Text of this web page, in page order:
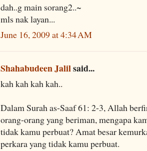
dah..g main sorang2..~
mls nak layan...
June 16, 2009 at 4:34 AM
Shahabudeen Jalilsaid...
kah kah kah kah..
Dalam Surah as-Saaf 61: 2-3, Allah
orang-orang yang beriman, mengapa
tidak kamu perbuat? Amat besar
perkara yang tidak kamu perbuat.